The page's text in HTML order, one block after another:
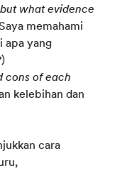
what evidence
memahami
apa yang
cons of each
kelebihan dan
cara